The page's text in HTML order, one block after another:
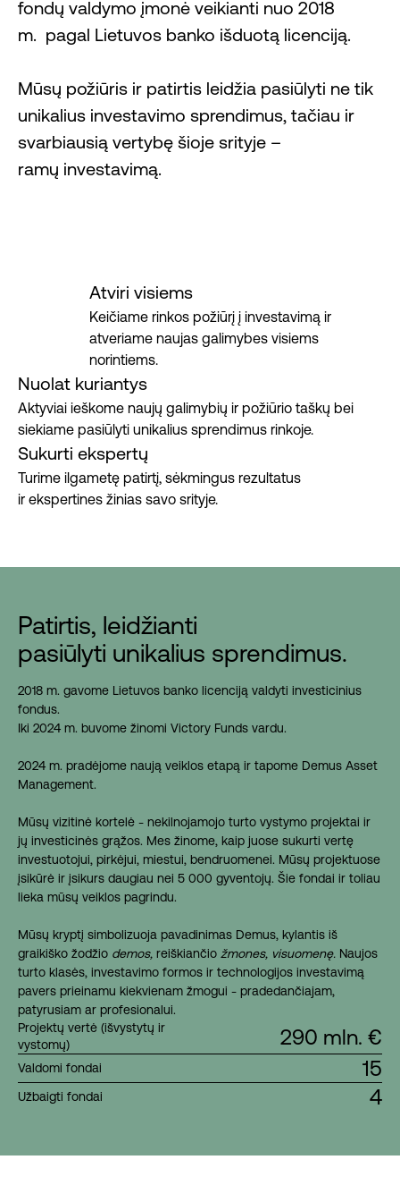
fondų valdymo įmonė veikianti nuo 2018
m. pagal Lietuvos banko išduotą licenciją.
Mūsų požiūris ir patirtis leidžia pasiūlyti ne tik
unikalius investavimo sprendimus, tačiau ir
svarbiausią vertybę šioje srityje –
ramų investavimą.
Atviri visiems
Keičiame rinkos požiūrį į investavimą ir
atveriame naujas galimybes visiems
norintiems.
Nuolat kuriantys
Aktyviai ieškome naujų galimybių ir požiūrio taškų bei
siekiame pasiūlyti unikalius sprendimus rinkoje.
Sukurti ekspertų
Turime ilgametę patirtį, sėkmingus rezultatus
ir ekspertines žinias savo srityje.
Patirtis, leidžianti
pasiūlyti unikalius sprendimus.
2018 m. gavome Lietuvos banko licenciją valdyti investicinius
fondus.
Iki 2024 m. buvome žinomi Victory Funds vardu.
2024 m. pradėjome naują veiklos etapą ir tapome Demus Asset
Management.
Mūsų vizitinė kortelė - nekilnojamojo turto vystymo projektai ir
jų investicinės grąžos. Mes žinome, kaip juose sukurti vertę
investuotojui, pirkėjui, miestui, bendruomenei. Mūsų projektuose
įsikūrė ir įsikurs daugiau nei 5 000 gyventojų. Šie fondai ir toliau
lieka mūsų veiklos pagrindu.
Mūsų kryptį simbolizuoja pavadinimas Demus, kylantis iš
graikiško žodžio demos, reiškiančio žmones, visuomenę. Naujos
turto klasės, investavimo formos ir technologijos investavimą
pavers prieinamu kiekvienam žmogui - pradedančiajam,
patyrusiam ar profesionalui.
Projektų vertė (išvystytų ir
vystomų)
290 mln. €
Valdomi fondai 15
Užbaigti fondai 4
parodo tik šio subjekto veiklos rezultatus už buvusį laikotarpį. Praeities
teigiama, ji nebūtinai bus tokia ir ateityje, investicijų vertė gali ir kilti, ir kristi.
©2026Demus. Visos teisės saugomos.